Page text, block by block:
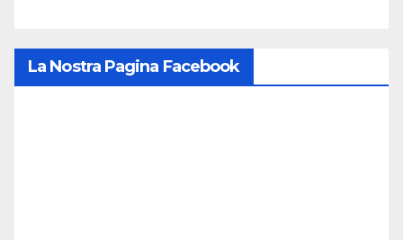
La Nostra Pagina Facebook